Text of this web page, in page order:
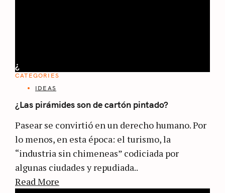
¿
CATEGORIES
IDEAS
¿Las pirámides son de cartón pintado?
Pasear se convirtió en un derecho humano. Por
lo menos, en esta época: el turismo, la
“industria sin chimeneas” codiciada por
algunas ciudades y repudiada..
Read More